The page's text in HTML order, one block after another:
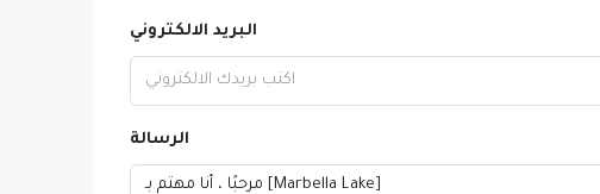
البريد الالكتروني
الرسالة